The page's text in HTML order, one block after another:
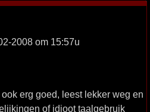
2008 om 15:57u
erg goed, leest lekker weg en
of idioot taalgebruik